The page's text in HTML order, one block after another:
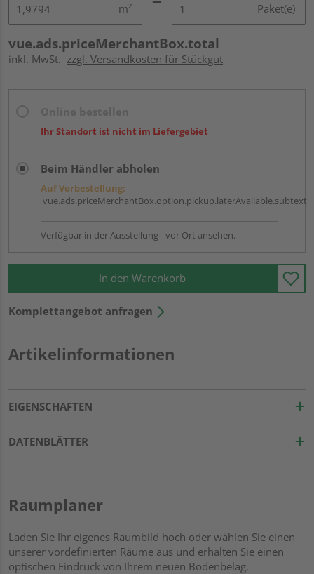
m² Paket(e)
vue.ads.priceMerchantBox.total
inkl. MwSt. zzgl. Versandkosten für Stückgut
Ihr Standort ist nicht im Liefergebiet
Beim Händler abholen
Auf Vorbestellung:
vue.ads.priceMerchantBox.option.pickup.laterAvailable.subtext
Verfügbar in der Ausstellung - vor Ort ansehen.
In den Warenkorb
Komplettangebot anfragen
Artikelinformationen
EIGENSCHAFTEN
DATENBLÄTTER
Raumplaner
Laden Sie Ihr eigenes Raumbild hoch oder wählen Sie einen
unserer vordefinierten Räume aus und erhalten Sie einen
optischen Eindruck von Ihrem neuen Bodenbelag.